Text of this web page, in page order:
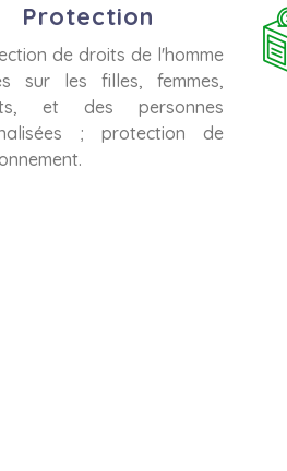
Protection
de droits de l'homme
sur les filles, femmes,
et des personnes
; protection de